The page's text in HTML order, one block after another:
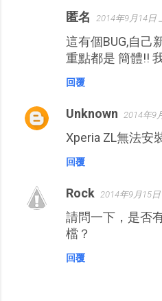
匿名 2014年9月14日
這有個BUG,自己
重點都是 簡體!!
回覆
Unknown 2014年9
Xperia ZL無法安
回覆
Rock 2014年9月15
請問一下，是否
檔？
回覆